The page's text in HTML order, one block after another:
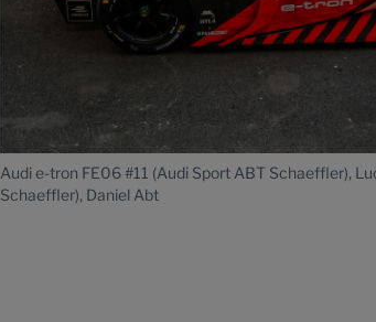
Audi e-tron FE06 #11 (Audi Sport ABT Schaeffler),
Schaeffler), Daniel Abt